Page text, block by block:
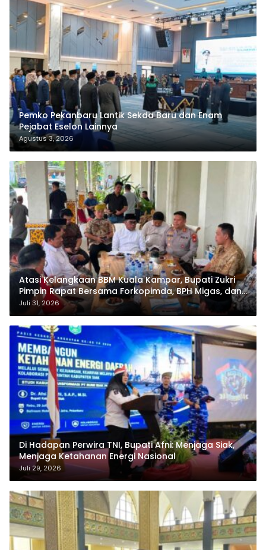
Pemko Pekanbaru Lantik Sekda Baru dan Enam
Pejabat Eselon Lainnya
Agustus 3, 2026
Atasi Kelangkaan BBM Kuala Kampar, Bupati Zukri
Pimpin Rapat Bersama Forkopimda, BPH Migas, dan
Pertamina
Juli 31, 2026
Di Hadapan Perwira TNI, Bupati Afni: Menjaga Siak,
Menjaga Ketahanan Energi Nasional
Juli 29, 2026